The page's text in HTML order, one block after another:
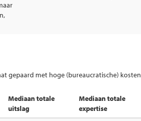
gepaard met hoge (bureaucratische) kosten
Mediaan totale
uitslag
Mediaan totale
expertise